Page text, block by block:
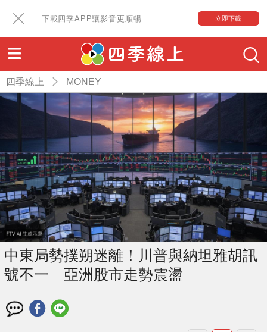
下載四季APP讓影音更順暢 立即下載
四季線上 MONEY
中東局勢撲朔迷離！川普與納坦雅胡訊
號不一 亞洲股市走勢震盪